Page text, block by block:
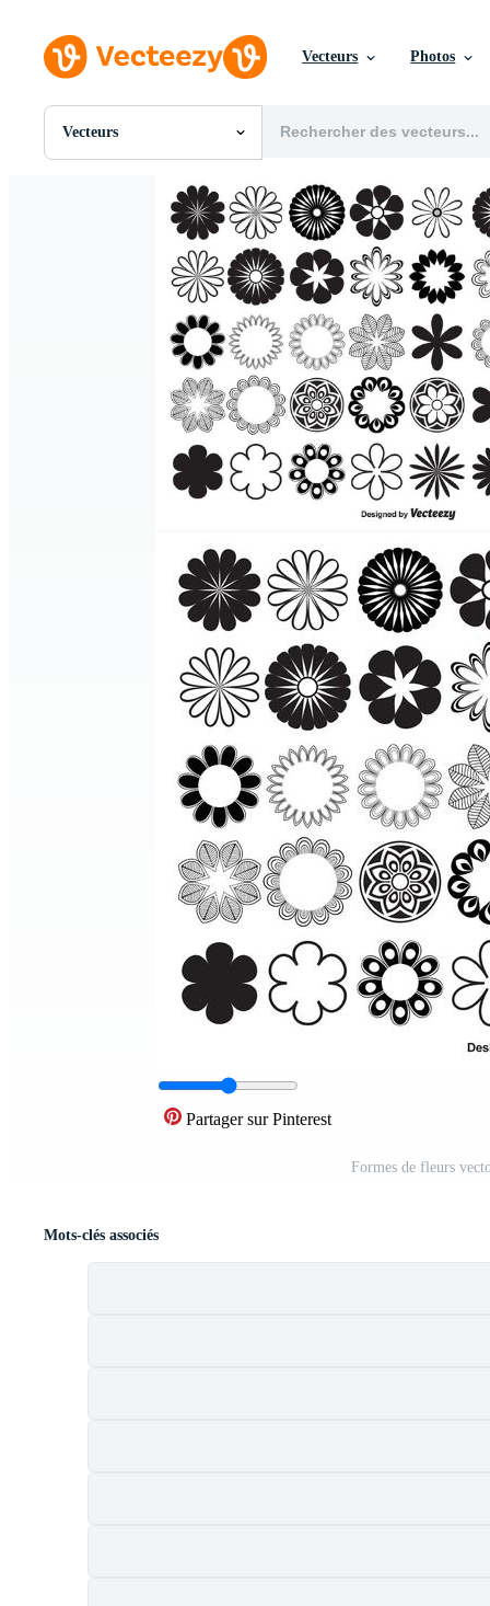
Vecteurs Photos
Vecteurs
Toutes Images
Motion graphics
Images Éditoriales
Événements Éditoriaux
Partager sur Pinterest
Formes de fleurs
Mots-clés associés